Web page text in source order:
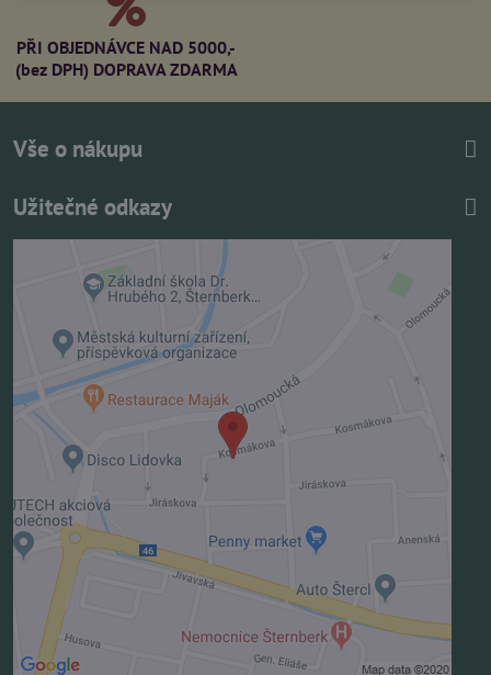
PŘI OBJEDNÁVCE NAD 5000,-
(bez DPH) DOPRAVA ZDARMA
Vše o nákupu
Užitečné odkazy
Externí obsah je blokován Volbami soukromí
Přejete si načíst externí obsah?
Povolit jednou
Povolit a zapamatovat - souhlas s druhem cookie:
Funkční
Otevřít obsah v novém okně